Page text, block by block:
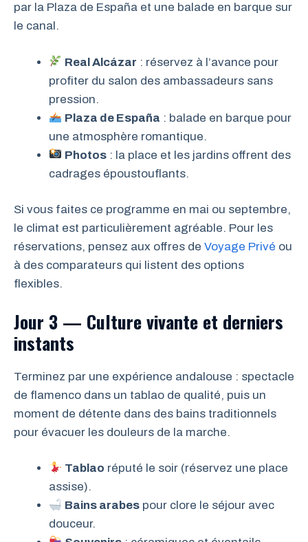
par la Plaza de España et une balade en barque sur
le canal.
Real Alcázar : réservez à l’avance pour
profiter du salon des ambassadeurs sans
pression.
Plaza de España : balade en barque pour
une atmosphère romantique.
Photos : la place et les jardins offrent des
cadrages époustouflants.
Si vous faites ce programme en mai ou septembre,
le climat est particulièrement agréable. Pour les
réservations, pensez aux offres de Voyage Privé ou
à des comparateurs qui listent des options
flexibles.
Jour 3 — Culture vivante et derniers
instants
Terminez par une expérience andalouse : spectacle
de flamenco dans un tablao de qualité, puis un
moment de détente dans des bains traditionnels
pour évacuer les douleurs de la marche.
Tablao réputé le soir (réservez une place
assise).
Bains arabes pour clore le séjour avec
douceur.